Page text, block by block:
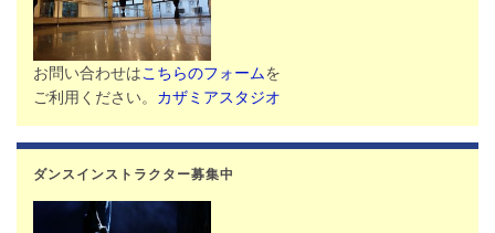
お問い合わせはこちらのフォームを
ご利用ください。 カザミアスタジオ
ダンスインストラクター募集中